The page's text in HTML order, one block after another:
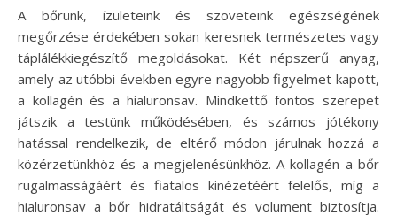
A bőrünk, ízületeink és szöveteink egészségének
megőrzése érdekében sokan keresnek természetes vagy
táplálékkiegészítő megoldásokat. Két népszerű anyag,
amely az utóbbi években egyre nagyobb figyelmet kapott,
a kollagén és a hialuronsav. Mindkettő fontos szerepet
játszik a testünk működésében, és számos jótékony
hatással rendelkezik, de eltérő módon járulnak hozzá a
közérzetünkhöz és a megjelenésünkhöz. A kollagén a bőr
rugalmasságáért és fiatalos kinézetéért felelős, míg a
hialuronsav a bőr hidratáltságát és volument biztosítja.